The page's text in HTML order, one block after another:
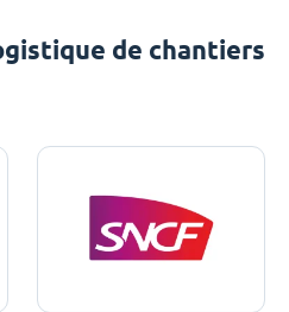
de chantiers